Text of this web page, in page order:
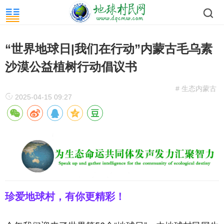
“世界地球日|我们在行动”内蒙古毛乌素
沙漠公益植树行动倡议书
# 生态内蒙古
2025-04-15 09:27
珍爱地球村，有你更精彩！